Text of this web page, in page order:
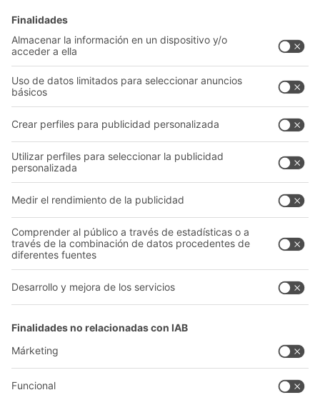
Cajas y contenedores
Sistemas de transporte
Nuestros servicios
Asesoramiento y servicio
Catálogo General
Documentos para descargar
Formulario de contacto
Empresa
Quiénes somos
Nuestra red global
Centros de producción
Follow us
ABIT OF